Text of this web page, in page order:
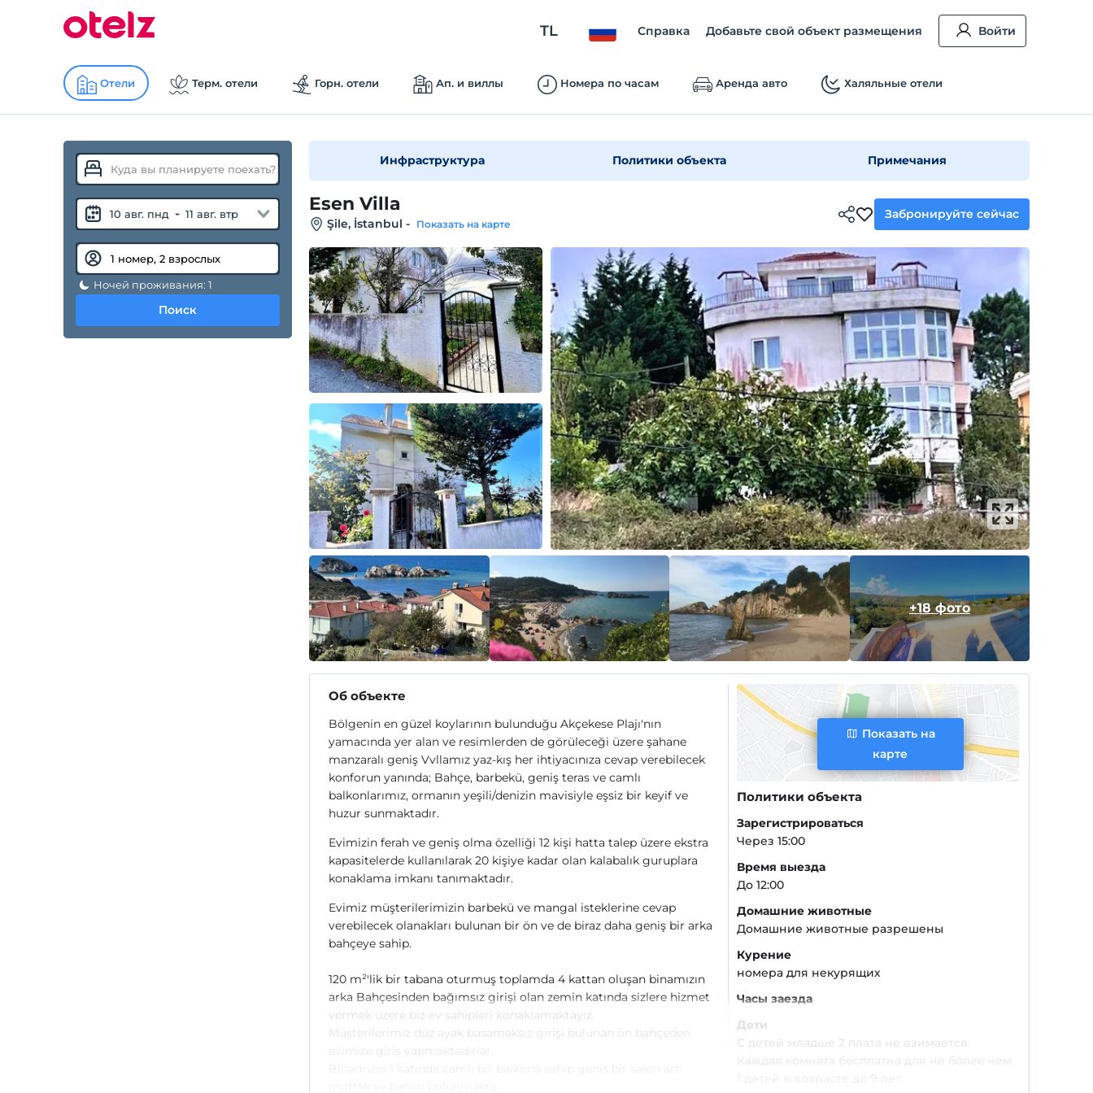
TL Справка Добавьте свой объект размещения Войти
Отели Терм. отели Горн. отели Ап. и виллы Номера по часам Аренда авто Халяльные отели
10 авг. пнд - 11 авг. втр
Ночей проживания: 1
Поиск
Инфраструктура Политики объекта Примечания
Esen Villa
Şile, İstanbul - Показать на карте
Забронируйте сейчас
+18 фото
Об объекте
Bölgenin en güzel koylarının bulunduğu Akçekese Plajı'nın
yamacında yer alan ve resimlerden de görüleceği üzere şahane
manzaralı geniş Vvllamız yaz-kış her ihtiyacınıza cevap verebilecek
konforun yanında; Bahçe, barbekü, geniş teras ve camlı
balkonlarımız, ormanın yeşili/denizin mavisiyle eşsiz bir keyif ve
huzur sunmaktadır.
Evimizin ferah ve geniş olma özelliği 12 kişi hatta talep üzere ekstra
kapasitelerde kullanılarak 20 kişiye kadar olan kalabalık guruplara
konaklama imkanı tanımaktadır.
Evimiz müşterilerimizin barbekü ve mangal isteklerine cevap
verebilecek olanakları bulunan bir ön ve de biraz daha geniş bir arka
bahçeye sahip.
120 m²'lik bir tabana oturmuş toplamda 4 kattan oluşan binamızın
arka Bahçesinden bağımsız girişi olan zemin katında sizlere hizmet
vermek üzere biz ev sahipleri konaklamaktayız.
Müşterilerimiz düz ayak basamaksız girişi bulunan ön bahçeden
evimize giriş yapmaktadırlar.
Показать на
карте
Политики объекта
Зарегистрироваться
Через 15:00
Время выезда
До 12:00
Домашние животные
Домашние животные разрешены
Курение
номера для некурящих
Часы заезда
Дети
С детей младше 2 плата не взимается.